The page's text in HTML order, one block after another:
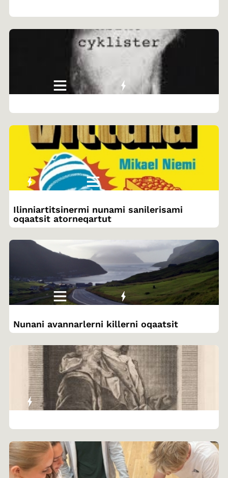
Ilinniartitsinermi nunami sanilerisami
oqaatsit atorneqartut
Nunani avannarlerni killerni oqaatsit